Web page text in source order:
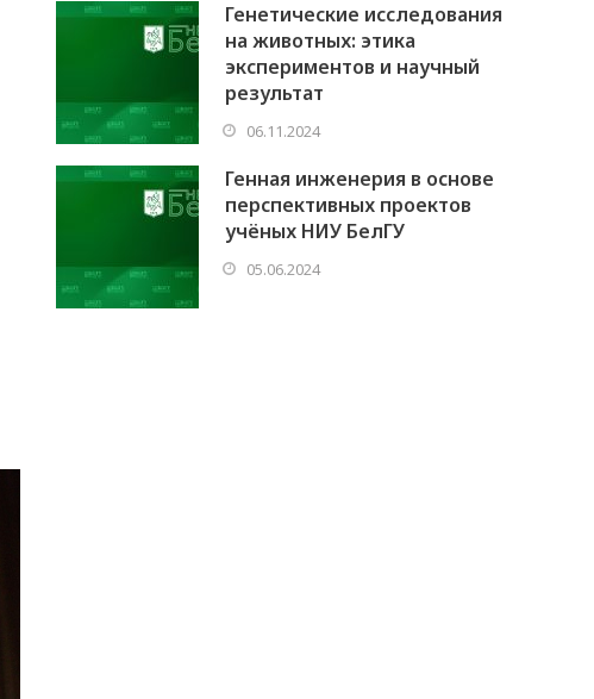
Генетические исследования
на животных: этика
экспериментов и научный
результат
06.11.2024
Генная инженерия в основе
перспективных проектов
учёных НИУ БелГУ
05.06.2024